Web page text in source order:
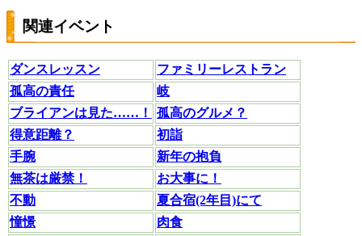
関連イベント
ダンスレッスン
ファミリーレストラン
孤高の責任
岐
ブライアンは見た……！
孤高のグルメ？
得意距離？
初詣
手腕
新年の抱負
無茶は厳禁！
お大事に！
不動
夏合宿(2年目)にて
憧憬
肉食